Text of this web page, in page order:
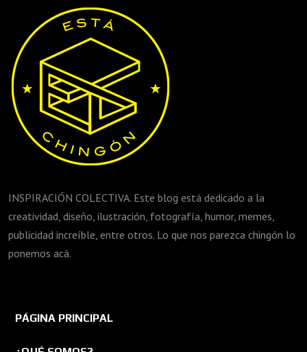
INSPIRACIÓN COLECTIVA. Este blog está dedicado a la
creatividad, diseño, ilustración, fotografía, humor, memes,
publicidad increíble, entre otros. Lo que nos parezca chingón lo
ponemos acá.
PÁGINA PRINCIPAL